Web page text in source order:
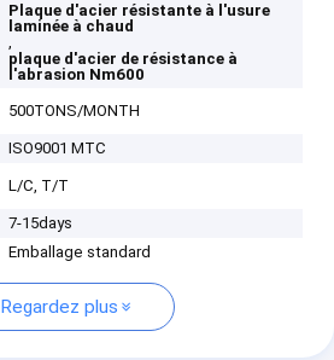
Plaque d'acier résistante à l'usure
laminée à chaud
,
plaque d'acier de résistance à
l'abrasion Nm600
500TONS/MONTH
ISO9001 MTC
L/C, T/T
7-15days
Emballage standard
Regardez plus